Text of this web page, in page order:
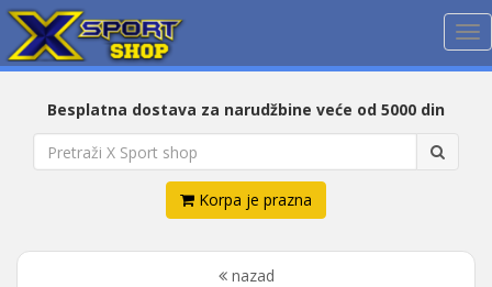
Besplatna dostava za narudžbine veće od 5000 din
Korpa je prazna
nazad